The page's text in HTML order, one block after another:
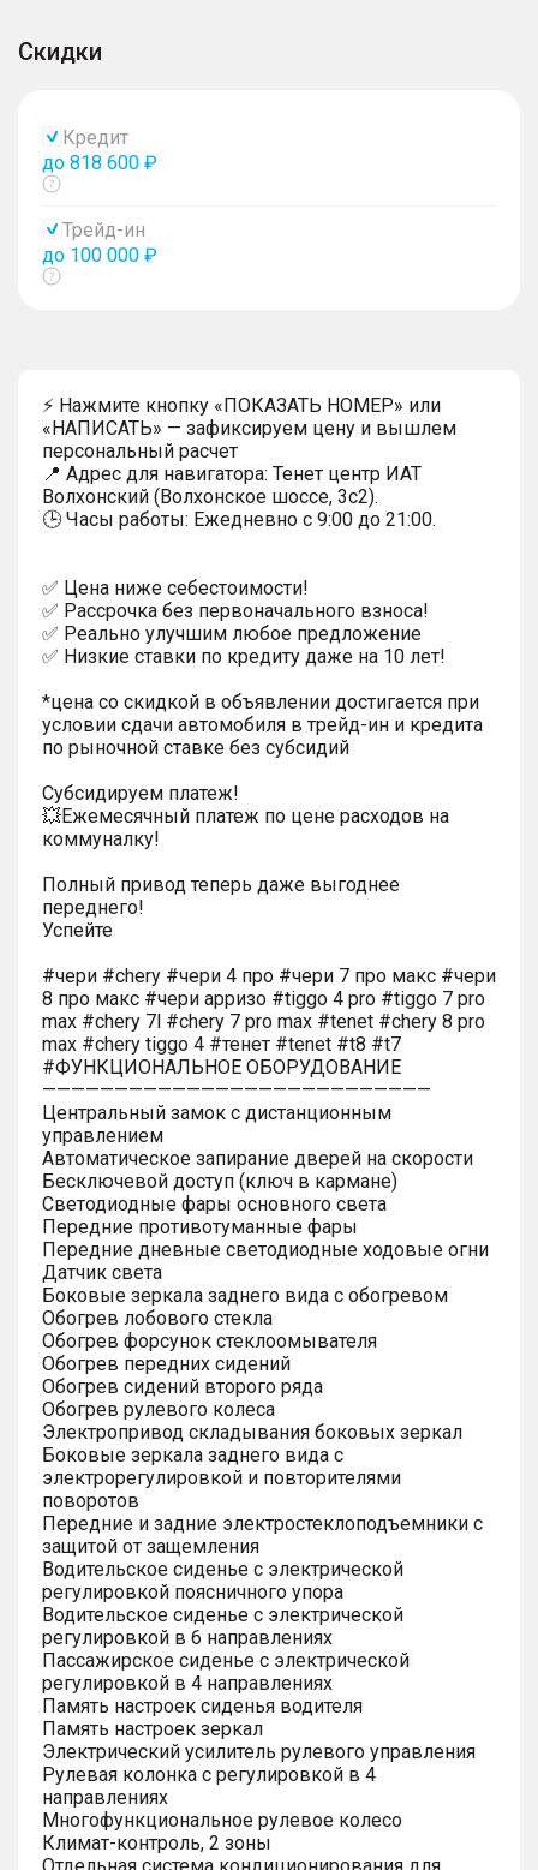
Скидки
Кредит
до 818 600 ₽
Показать
Трейд-ин
до 100 000 ₽
Показать
⚡ Нажмите кнопку «ПОКАЗАТЬ НОМЕР» или
«НАПИСАТЬ» — зафиксируем цену и вышлем
персональный расчет
📍 Адрес для навигатора: Тенет центр ИАТ
Волхонский (Волхонское шоссе, 3с2).
🕒 Часы работы: Ежедневно с 9:00 до 21:00.
✅ Цена ниже себестоимости!
✅ Рассрочка без первоначального взноса!
✅ Реально улучшим любое предложение
✅ Низкие ставки по кредиту даже на 10 лет!
*цена со скидкой в объявлении достигается при
условии сдачи автомобиля в трейд-ин и кредита
по рыночной ставке без субсидий
Субсидируем платеж!
💥Ежемесячный платеж по цене расходов на
коммуналку!
Полный привод теперь даже выгоднее
переднего!
Успейте
#чери #chery #чери 4 про #чери 7 про макс #чери
8 про макс #чери арризо #tiggo 4 pro #tiggo 7 pro
max #chery 7l #chery 7 pro max #tenet #chery 8 pro
max #chery tiggo 4 #тенет #tenet #t8 #t7
#ФУНКЦИОНАЛЬНОЕ ОБОРУДОВАНИЕ
———————————————————————————
Центральный замок с дистанционным
управлением
Автоматическое запирание дверей на скорости
Бесключевой доступ (ключ в кармане)
Светодиодные фары основного света
Передние противотуманные фары
Передние дневные светодиодные ходовые огни
Датчик света
Боковые зеркала заднего вида с обогревом
Обогрев лобового стекла
Обогрев форсунок стеклоомывателя
Обогрев передних сидений
Обогрев сидений второго ряда
Обогрев рулевого колеса
Электропривод складывания боковых зеркал
Боковые зеркала заднего вида с
электрорегулировкой и повторителями
поворотов
Передние и задние электростеклоподъемники с
защитой от защемления
Водительское сиденье с электрической
регулировкой поясничного упора
Водительское сиденье с электрической
регулировкой в 6 направлениях
Пассажирское сиденье с электрической
регулировкой в 4 направлениях
Память настроек сиденья водителя
Память настроек зеркал
Электрический усилитель рулевого управления
Рулевая колонка с регулировкой в 4
направлениях
Многофункциональное рулевое колесо
Климат-контроль, 2 зоны
Отдельная система кондиционирования для